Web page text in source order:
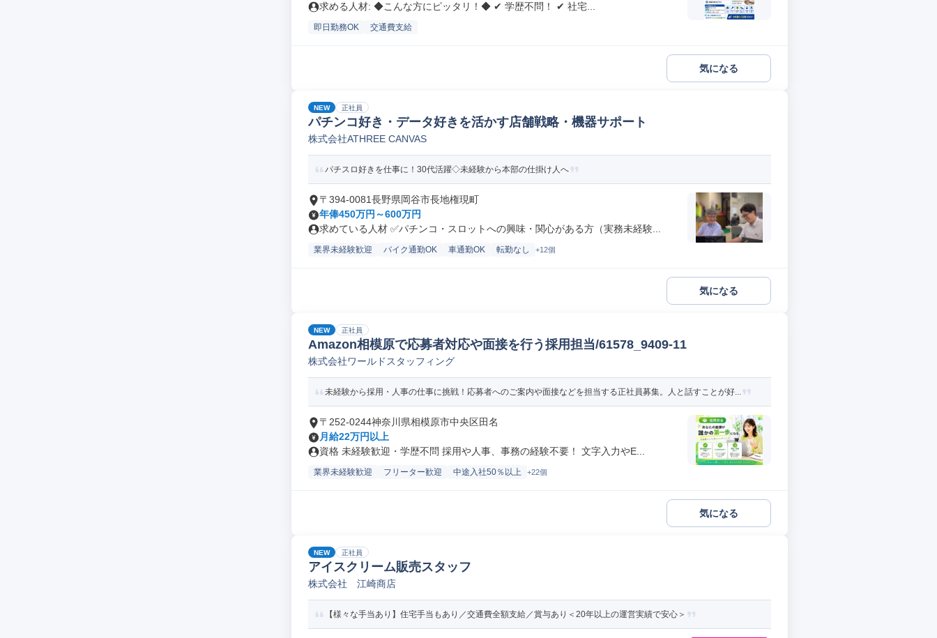
求める人材: ◆こんな方にピッタリ！◆ ✔ 学歴不問！ ✔ 社宅...
即日勤務OK 交通費支給
気になる
NEW 正社員
パチンコ好き・データ好きを活かす店舗戦略・機器サポート
株式会社ATHREE CANVAS
パチスロ好きを仕事に！30代活躍◇未経験から本部の仕掛け人へ
〒394-0081長野県岡谷市長地権現町
年俸450万円～600万円
求めている人材 ✅パチンコ・スロットへの興味・関心がある方（実務未経験...
業界未経験歓迎 バイク通勤OK 車通勤OK 転勤なし +12個
気になる
NEW 正社員
Amazon相模原で応募者対応や面接を行う採用担当/61578_9409-11
株式会社ワールドスタッフィング
未経験から採用・人事の仕事に挑戦！応募者へのご案内や面接などを担当する正社員募集。人と話すことが好...
〒252-0244神奈川県相模原市中央区田名
月給22万円以上
資格 未経験歓迎・学歴不問 採用や人事、事務の経験不要！ 文字入力やE...
業界未経験歓迎 フリーター歓迎 中途入社50％以上 +22個
気になる
NEW 正社員
アイスクリーム販売スタッフ
株式会社 江崎商店
【様々な手当あり】住宅手当もあり／交通費全額支給／賞与あり＜20年以上の運営実績で安心＞